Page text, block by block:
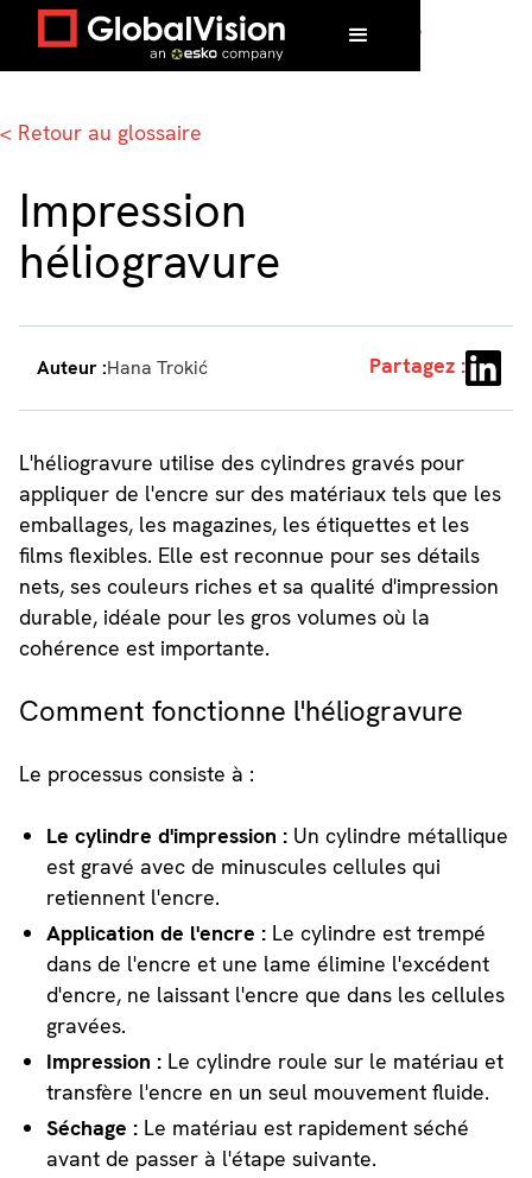
Accueil/Glossaire/Impression héliogravure
< Retour au glossaire
Impression
héliogravure
Auteur :Hana Trokić Partagez :
L'héliogravure utilise des cylindres gravés pour
appliquer de l'encre sur des matériaux tels que les
emballages, les magazines, les étiquettes et les
films flexibles. Elle est reconnue pour ses détails
nets, ses couleurs riches et sa qualité d'impression
durable, idéale pour les gros volumes où la
cohérence est importante.
Comment fonctionne l'héliogravure
Le processus consiste à :
Le cylindre d'impression : Un cylindre métallique
est gravé avec de minuscules cellules qui
retiennent l'encre.
Application de l'encre : Le cylindre est trempé
dans de l'encre et une lame élimine l'excédent
d'encre, ne laissant l'encre que dans les cellules
gravées.
Impression : Le cylindre roule sur le matériau et
transfère l'encre en un seul mouvement fluide.
Séchage : Le matériau est rapidement séché
avant de passer à l'étape suivante.